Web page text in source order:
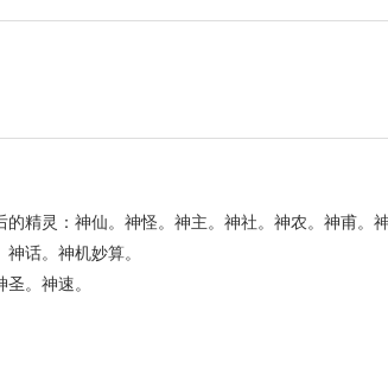
精灵：神仙。神怪。神主。神社。神农。神甫。
话。神机妙算。
。神速。